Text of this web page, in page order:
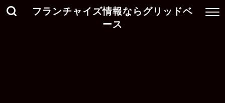
フランチャイズ情報ならグリッドベ
ース